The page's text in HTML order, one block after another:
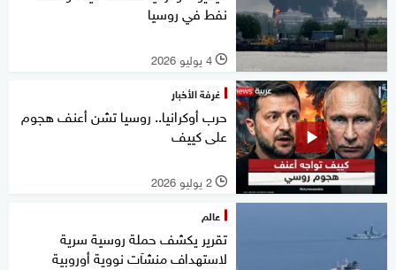
نفط في روسيا
l 4 يوليو 2026
غرفة الأخبار
حرب أوكرانيا.. روسيا تشن أعنف هجوم
على كييف
l 2 يوليو 2026
عالم
تقرير يكشف حملة روسية سرية
لاستهداف منشآت نووية أوروبية